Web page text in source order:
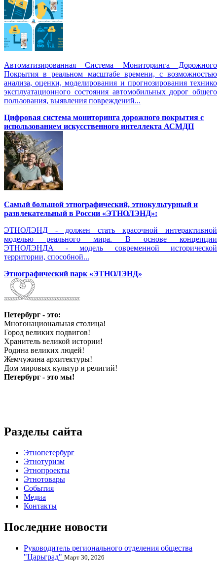
Автоматизированная Система Мониторинга Дорожного
Покрытия в реальном масштабе времени, с возможностью
анализа, оценки, моделирования и прогнозирования технико
эксплуатационного состояния автомобильных дорог общего
пользования, выявления повреждений...
Цифровая система мониторинга дорожного покрытия с
использованием искусственного интеллекта АСМДП
Самый большой этнографический, этнокультурный и
развлекательный в России «ЭТНОЛЭНД»:
ЭТНОЛЭНД - должен стать красочной интерактивной
моделью реального мира. В основе концепции
ЭТНОЛЭНДА - модель современной исторической
территории, способной...
Этнографический парк «ЭТНОЛЭНД»
Петербург - это:
Многонациональная столица!
Город великих подвигов!
Хранитель великой истории!
Родина великих людей!
Жемчужина архитектуры!
Дом мировых культур и религий!
Петербург - это мы!
Разделы сайта
Этнопетербург
Этнотуризм
Этнопроекты
Этнотовары
События
Медиа
Контакты
Последние новости
Руководитель регионального отделения общества
"Царьград" Март 30, 2026